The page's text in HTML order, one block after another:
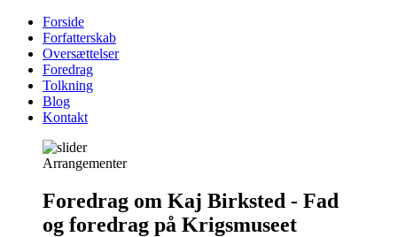
Primær
navigation
Forside
Forfatterskab
Oversættelser
Foredrag
Tolkning
Blog
Kontakt
Arrangementer
Foredrag om Kaj Birksted - Fad
og foredrag på Krigsmuseet